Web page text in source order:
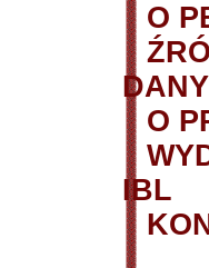
O
O
IBL